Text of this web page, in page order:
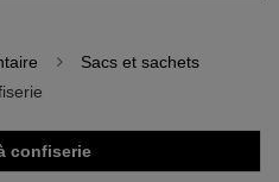
Sacs et sachets
confiserie